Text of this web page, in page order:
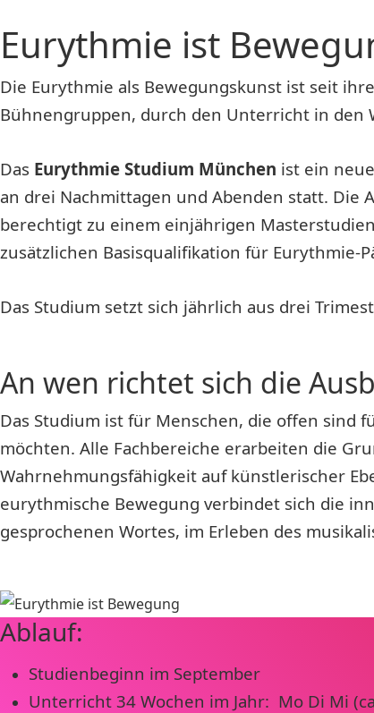
Eurythmie ist
Die Eurythmie als Bewegungskunst ist seit
Bühnengruppen, durch den Unterricht in den
Das Eurythmie Studium München ist ein
an drei Nachmittagen und Abenden statt. Die
berechtigt zu einem einjährigen
zusätzlichen Basisqualifikation für Eurythmie-
Das Studium setzt sich jährlich aus drei
An wen richtet sich die
Das Studium ist für Menschen, die offen sind
möchten. Alle Fachbereiche erarbeiten die
Wahrnehmungsfähigkeit auf künstlerischer
eurythmische Bewegung verbindet sich die
gesprochenen Wortes, im Erleben des
Ablauf:
Studienbeginn im September
Unterricht 34 Wochen im Jahr: Mo Di Mi